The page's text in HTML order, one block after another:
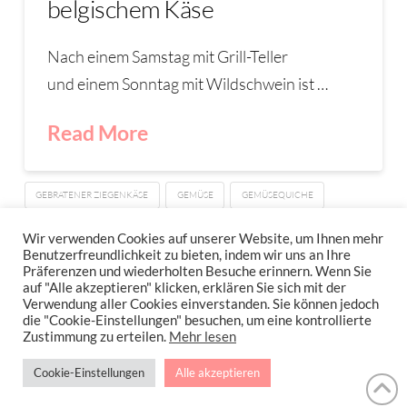
belgischem Käse
Nach einem Samstag mit Grill-Teller
und einem Sonntag mit Wildschwein ist …
Read More
GEBRATENER ZIEGENKÄSE GEMÜSE GEMÜSEQUICHE
IMPRESSUM
DATENSCHUTZERKLÄRUNG
NEWSLETTER DATENSCHUTZRICHTLINIEN
Gesund Leben, Abnehmen, Zuckerfrei Backen, Reisen & Ausgehen Uvm.
!
Wir verwenden Cookies auf unserer Website, um Ihnen mehr
Benutzerfreundlichkeit zu bieten, indem wir uns an Ihre
Präferenzen und wiederholten Besuche erinnern. Wenn Sie
auf "Alle akzeptieren" klicken, erklären Sie sich mit der
Verwendung aller Cookies einverstanden. Sie können jedoch
die "Cookie-Einstellungen" besuchen, um eine kontrollierte
Zustimmung zu erteilen. Mehr lesen
Cookie-Einstellungen Alle akzeptieren